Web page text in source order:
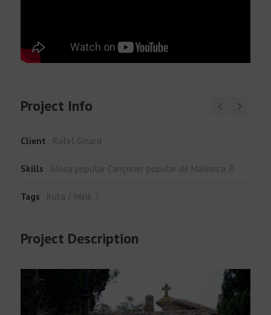
Project Info
Client Rafel Ginard
Skills Glosa popular Cançoner popular de Mallorca, P.
Tags Ruta / Walk 7
Project Description